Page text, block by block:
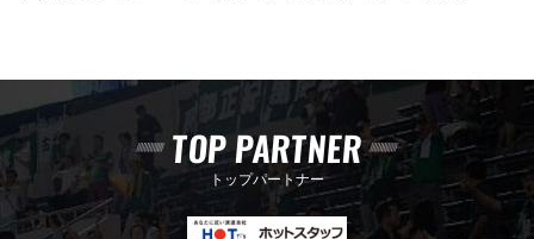
TOP PARTNER
トップパートナー